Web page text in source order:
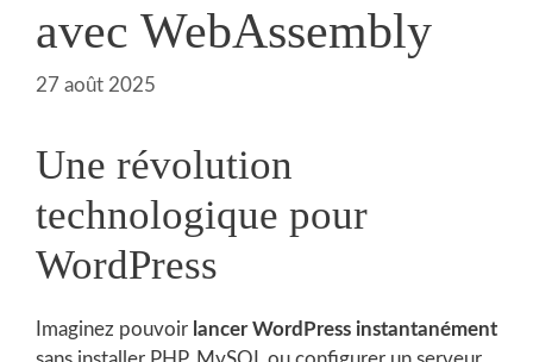
avec WebAssembly
27 août 2025
Une révolution
technologique pour
WordPress
Imaginez pouvoir lancer WordPress instantanément